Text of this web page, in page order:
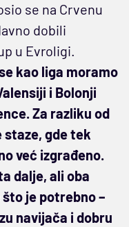
se na Crvenu
dobili
u Evroligi.
kao liga moramo
i Bolonji
Za razliku od
staze, gde tek
već izgrađeno.
dalje, ali oba
je potrebno –
navijača i dobru